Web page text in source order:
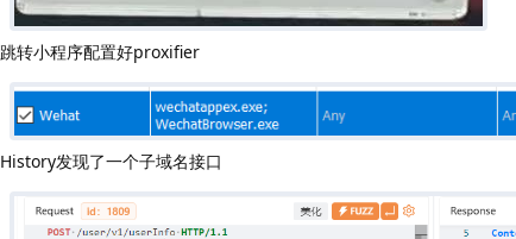
跳转小程序配置好proxifier
History发现了一个子域名接口